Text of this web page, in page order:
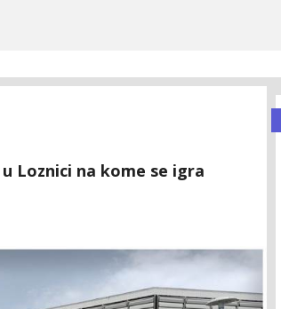
Loznici na kome se igra